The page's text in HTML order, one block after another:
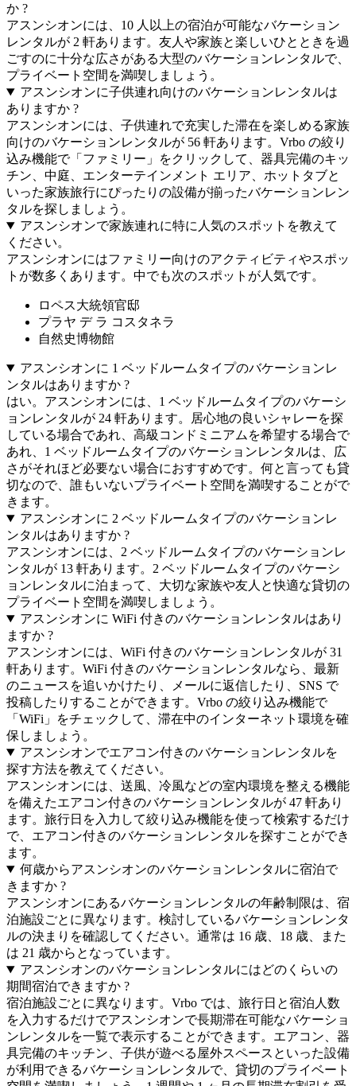
か ?
アスンシオンには、10 人以上の宿泊が可能なバケーション
レンタルが 2 軒あります。友人や家族と楽しいひとときを過
ごすのに十分な広さがある大型のバケーションレンタルで、
プライベート空間を満喫しましょう。
アスンシオンに子供連れ向けのバケーションレンタルは
ありますか ?
アスンシオンには、子供連れで充実した滞在を楽しめる家族
向けのバケーションレンタルが 56 軒あります。Vrbo の絞り
込み機能で「ファミリー」をクリックして、器具完備のキッ
チン、中庭、エンターテインメント エリア、ホットタブと
いった家族旅行にぴったりの設備が揃ったバケーションレン
タルを探しましょう。
アスンシオンで家族連れに特に人気のスポットを教えて
ください。
アスンシオンにはファミリー向けのアクティビティやスポッ
トが数多くあります。中でも次のスポットが人気です。
ロペス大統領官邸
プラヤ デ ラ コスタネラ
自然史博物館
アスンシオンに 1 ベッドルームタイプのバケーションレ
ンタルはありますか ?
はい。アスンシオンには、1 ベッドルームタイプのバケーシ
ョンレンタルが 24 軒あります。居心地の良いシャレーを探
している場合であれ、高級コンドミニアムを希望する場合で
あれ、1 ベッドルームタイプのバケーションレンタルは、広
さがそれほど必要ない場合におすすめです。何と言っても貸
切なので、誰もいないプライベート空間を満喫することがで
きます。
アスンシオンに 2 ベッドルームタイプのバケーションレ
ンタルはありますか ?
アスンシオンには、2 ベッドルームタイプのバケーションレ
ンタルが 13 軒あります。2 ベッドルームタイプのバケーシ
ョンレンタルに泊まって、大切な家族や友人と快適な貸切の
プライベート空間を満喫しましょう。
アスンシオンに WiFi 付きのバケーションレンタルはあり
ますか ?
アスンシオンには、WiFi 付きのバケーションレンタルが 31
軒あります。WiFi 付きのバケーションレンタルなら、最新
のニュースを追いかけたり、メールに返信したり、SNS で
投稿したりすることができます。Vrbo の絞り込み機能で
「WiFi」をチェックして、滞在中のインターネット環境を確
保しましょう。
アスンシオンでエアコン付きのバケーションレンタルを
探す方法を教えてください。
アスンシオンには、送風、冷風などの室内環境を整える機能
を備えたエアコン付きのバケーションレンタルが 47 軒あり
ます。旅行日を入力して絞り込み機能を使って検索するだけ
で、エアコン付きのバケーションレンタルを探すことができ
ます。
何歳からアスンシオンのバケーションレンタルに宿泊で
きますか ?
アスンシオンにあるバケーションレンタルの年齢制限は、宿
泊施設ごとに異なります。検討しているバケーションレンタ
ルの決まりを確認してください。通常は 16 歳、18 歳、また
は 21 歳からとなっています。
アスンシオンのバケーションレンタルにはどのくらいの
期間宿泊できますか ?
宿泊施設ごとに異なります。Vrbo では、旅行日と宿泊人数
を入力するだけでアスンシオンで長期滞在可能なバケーショ
ンレンタルを一覧で表示することができます。エアコン、器
具完備のキッチン、子供が遊べる屋外スペースといった設備
が利用できるバケーションレンタルで、貸切のプライベート